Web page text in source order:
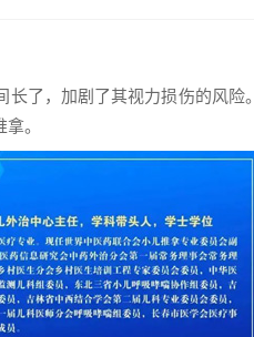
了，加剧了其视力损伤的风险。
。